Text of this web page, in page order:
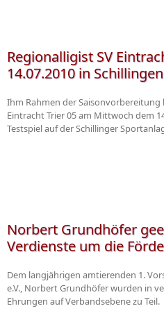
Regionalligist SV
14.07.2010 in Schillingen
Ihm Rahmen der Saisonvorbereitung
Eintracht Trier 05 am Mittwoch dem
Testspiel auf der Schillinger
Norbert Grundhöfer
Verdienste um die
Dem langjährigen amtierenden 1.
e.V., Norbert Grundhöfer wurden in
Ehrungen auf Verbandsebene zu Teil.